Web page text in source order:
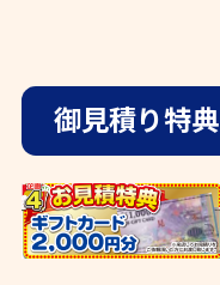
御見積り特典